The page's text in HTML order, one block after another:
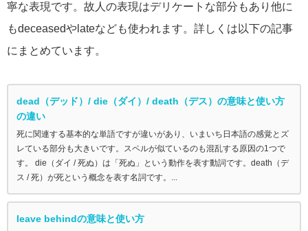
寧な表現です。故人の表現はデリケートな部分もあり他に
もdeceasedやlateなども使われます。詳しくは以下の記事
にまとめています。
dead（デッド）/ die（ダイ）/ death（デス）の意味と使い方
の違い
死に関連する基本的な単語ですが違いがあり、いまいち日本語の感覚とズ
レている部分も大きいです。スペルが似ているのも混乱する原因の1つで
す。 die（ダイ / 死ぬ）は「死ぬ」という動作を表す動詞です。death（デ
ス / 死）が死という概念を表す名詞です。...
leave behindの意味と使い方